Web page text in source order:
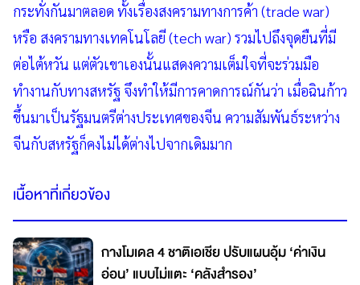
กระทั่งกันมาตลอด ทั้งเรื่องสงครามทางการค้า (trade war)
หรือ สงครามทางเทคโนโลยี (tech war) รวมไปถึงจุดยืนที่มี
ต่อไต้หวัน แต่ตัวเขาเองนั้นแสดงความเต็มใจที่จะร่วมมือ
ทำงานกับทางสหรัฐ จึงทำให้มีการคาดการณ์กันว่า เมื่อฉินก้าว
ขึ้นมาเป็นรัฐมนตรีต่างประเทศของจีน ความสัมพันธ์ระหว่าง
จีนกับสหรัฐก็คงไม่ได้ต่างไปจากเดิมมาก
เนื้อหาที่เกี่ยวข้อง
กางโมเดล 4 ชาติเอเชีย ปรับแผนอุ้ม ‘ค่าเงิน
อ่อน’ แบบไม่แตะ ‘คลังสำรอง’